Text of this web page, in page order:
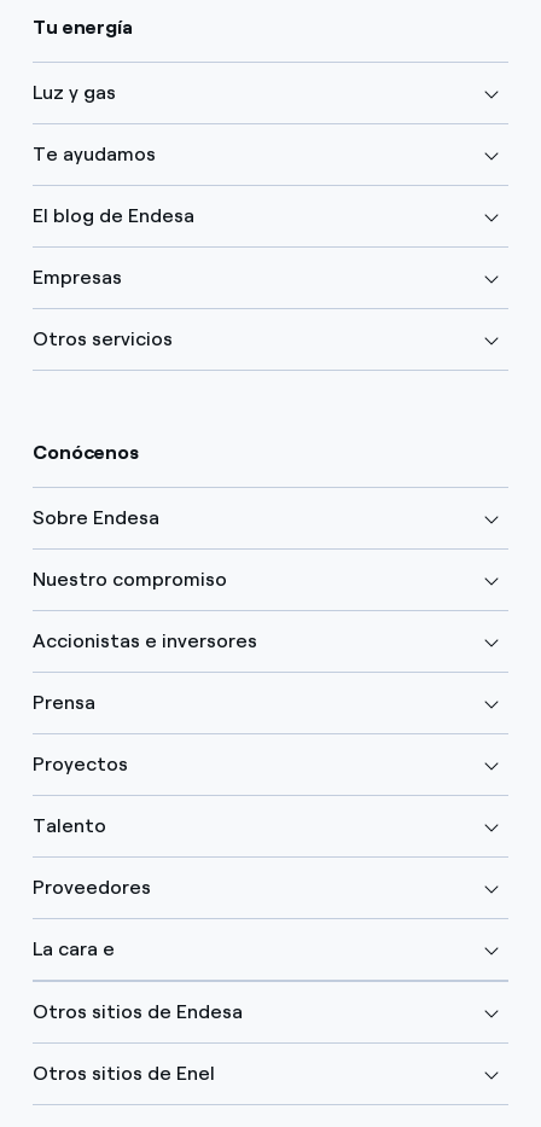
Tu energía
Luz y gas
Te ayudamos
El blog de Endesa
Empresas
Otros servicios
Conócenos
Sobre Endesa
Nuestro compromiso
Accionistas e inversores
Prensa
Proyectos
Talento
Proveedores
La cara e
Otros sitios de Endesa
Otros sitios de Enel